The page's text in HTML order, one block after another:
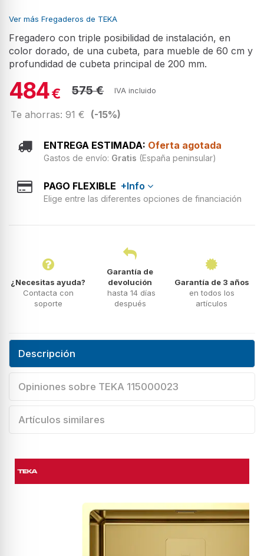
Ver más Fregaderos de TEKA
Fregadero con triple posibilidad de instalación, en
color dorado, de una cubeta, para mueble de 60 cm y
profundidad de cubeta principal de 200 mm.
484€ 575 € IVA incluido
Te ahorras: 91 € (-15%)
ENTREGA ESTIMADA: Oferta agotada
Gastos de envío: Gratis (España peninsular)
PAGO FLEXIBLE +Info
Elige entre las diferentes opciones de financiación
¿Necesitas ayuda?
Contacta con
soporte
Garantía de
devolución
hasta 14 días
después
Garantía de 3 años
en todos los
artículos
Descripción
Opiniones sobre TEKA 115000023
Artículos similares